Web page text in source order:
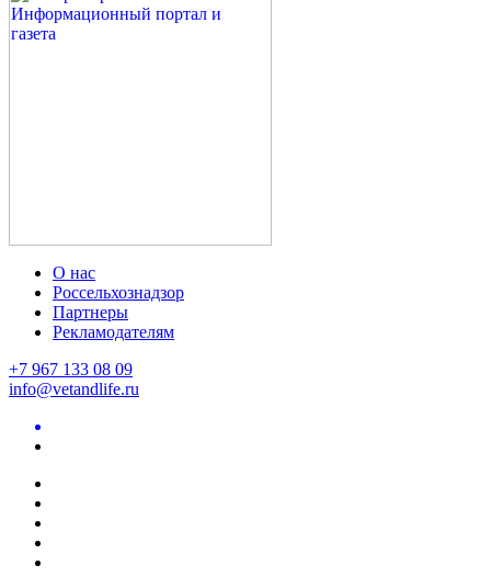
О нас
Россельхознадзор
Партнеры
Рекламодателям
+7 967 133 08 09
info@vetandlife.ru